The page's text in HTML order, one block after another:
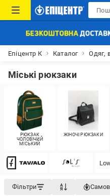
Епіцентр К Каталог Одяг,
Міські рюкзаки
РЮКЗАК
ЧОЛОВІЧИЙ
МІСЬКИЙ
ЖІНОЧІ РЮКЗАКИ
Фільтри